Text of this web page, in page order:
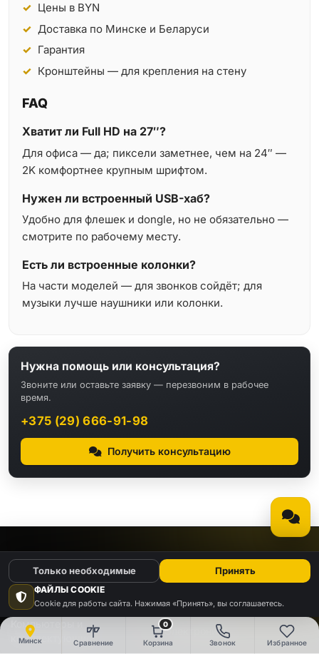
Минск Сравнение
0
Корзина Звонок Избранное
Цены в BYN
Доставка по Минске и Беларуси
Гарантия
Кронштейны — для крепления на стену
FAQ
Хватит ли Full HD на 27″?
Для офиса — да; пиксели заметнее, чем на 24″ —
2K комфортнее крупным шрифтом.
Нужен ли встроенный USB-хаб?
Удобно для флешек и dongle, но не обязательно —
смотрите по рабочему месту.
Есть ли встроенные колонки?
На части моделей — для звонков сойдёт; для
музыки лучше наушники или колонки.
Нужна помощь или консультация?
Звоните или оставьте заявку — перезвоним в рабочее
время.
+375 (29) 666-91-98
Получить консультацию
КАТАЛОГ
Видео Аудио
Компьютеры и
комплектующие
Электроника
ФАЙЛЫ COOKIE
Cookie для работы сайта. Нажимая «Принять», вы соглашаетесь.
Только необходимые Принять